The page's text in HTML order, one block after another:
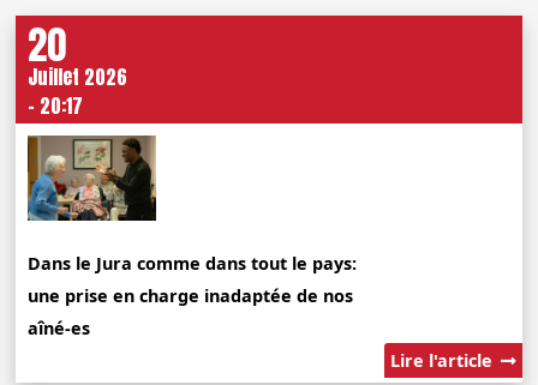
20
Juillet 2026
- 20:17
Dans le Jura comme dans tout le pays:
une prise en charge inadaptée de nos
aîné-es
Lire l'article